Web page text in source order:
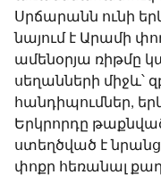
Սրճարանն ունի
նայում է Արամի
ամենօրյա ռիթմը
սեղանների
հանդիպումներ,
Երկրորդը
ստեղծված է նրանց
փոքր հեռանալ